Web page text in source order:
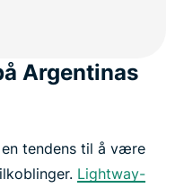
Argentinas
tendens til å være
Lightway-